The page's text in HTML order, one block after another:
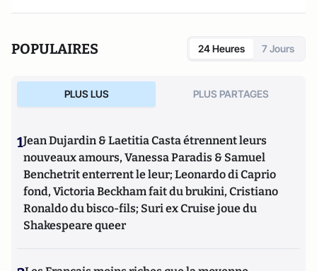
POPULAIRES 24 Heures 7 Jours
PLUS LUS PLUS PARTAGES
1Jean Dujardin & Laetitia Casta étrennent leurs
nouveaux amours, Vanessa Paradis & Samuel
Benchetrit enterrent le leur; Leonardo di Caprio
fond, Victoria Beckham fait du brukini, Cristiano
Ronaldo du bisco-fils; Suri ex Cruise joue du
Shakespeare queer